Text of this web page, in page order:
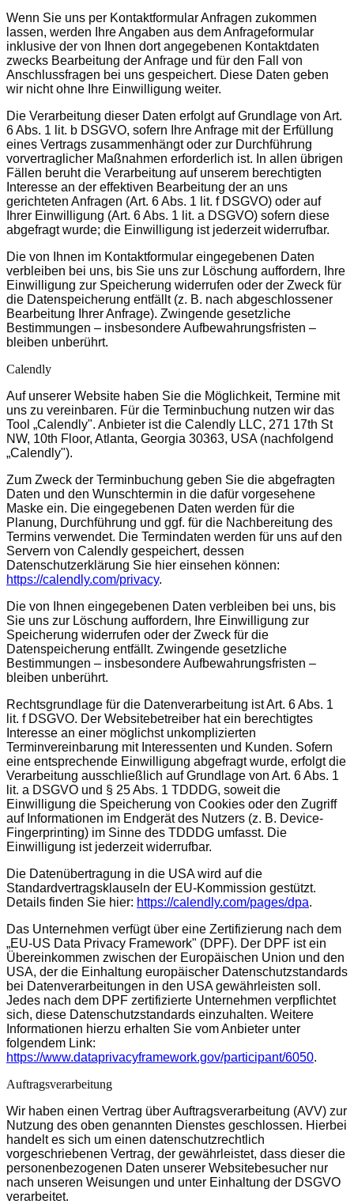
Wenn Sie uns per Kontaktformular Anfragen zukommen
lassen, werden Ihre Angaben aus dem Anfrageformular
inklusive der von Ihnen dort angegebenen Kontaktdaten
zwecks Bearbeitung der Anfrage und für den Fall von
Anschlussfragen bei uns gespeichert. Diese Daten geben
wir nicht ohne Ihre Einwilligung weiter.
Die Verarbeitung dieser Daten erfolgt auf Grundlage von Art.
6 Abs. 1 lit. b DSGVO, sofern Ihre Anfrage mit der Erfüllung
eines Vertrags zusammenhängt oder zur Durchführung
vorvertraglicher Maßnahmen erforderlich ist. In allen übrigen
Fällen beruht die Verarbeitung auf unserem berechtigten
Interesse an der effektiven Bearbeitung der an uns
gerichteten Anfragen (Art. 6 Abs. 1 lit. f DSGVO) oder auf
Ihrer Einwilligung (Art. 6 Abs. 1 lit. a DSGVO) sofern diese
abgefragt wurde; die Einwilligung ist jederzeit widerrufbar.
Die von Ihnen im Kontaktformular eingegebenen Daten
verbleiben bei uns, bis Sie uns zur Löschung auffordern, Ihre
Einwilligung zur Speicherung widerrufen oder der Zweck für
die Datenspeicherung entfällt (z. B. nach abgeschlossener
Bearbeitung Ihrer Anfrage). Zwingende gesetzliche
Bestimmungen – insbesondere Aufbewahrungsfristen –
bleiben unberührt.
Calendly
Auf unserer Website haben Sie die Möglichkeit, Termine mit
uns zu vereinbaren. Für die Terminbuchung nutzen wir das
Tool „Calendly". Anbieter ist die Calendly LLC, 271 17th St
NW, 10th Floor, Atlanta, Georgia 30363, USA (nachfolgend
„Calendly").
Zum Zweck der Terminbuchung geben Sie die abgefragten
Daten und den Wunschtermin in die dafür vorgesehene
Maske ein. Die eingegebenen Daten werden für die
Planung, Durchführung und ggf. für die Nachbereitung des
Termins verwendet. Die Termindaten werden für uns auf den
Servern von Calendly gespeichert, dessen
Datenschutzerklärung Sie hier einsehen können:
https://calendly.com/privacy.
Die von Ihnen eingegebenen Daten verbleiben bei uns, bis
Sie uns zur Löschung auffordern, Ihre Einwilligung zur
Speicherung widerrufen oder der Zweck für die
Datenspeicherung entfällt. Zwingende gesetzliche
Bestimmungen – insbesondere Aufbewahrungsfristen –
bleiben unberührt.
Rechtsgrundlage für die Datenverarbeitung ist Art. 6 Abs. 1
lit. f DSGVO. Der Websitebetreiber hat ein berechtigtes
Interesse an einer möglichst unkomplizierten
Terminvereinbarung mit Interessenten und Kunden. Sofern
eine entsprechende Einwilligung abgefragt wurde, erfolgt die
Verarbeitung ausschließlich auf Grundlage von Art. 6 Abs. 1
lit. a DSGVO und § 25 Abs. 1 TDDDG, soweit die
Einwilligung die Speicherung von Cookies oder den Zugriff
auf Informationen im Endgerät des Nutzers (z. B. Device-
Fingerprinting) im Sinne des TDDDG umfasst. Die
Einwilligung ist jederzeit widerrufbar.
Die Datenübertragung in die USA wird auf die
Standardvertragsklauseln der EU-Kommission gestützt.
Details finden Sie hier: https://calendly.com/pages/dpa.
Das Unternehmen verfügt über eine Zertifizierung nach dem
„EU-US Data Privacy Framework" (DPF). Der DPF ist ein
Übereinkommen zwischen der Europäischen Union und den
USA, der die Einhaltung europäischer Datenschutzstandards
bei Datenverarbeitungen in den USA gewährleisten soll.
Jedes nach dem DPF zertifizierte Unternehmen verpflichtet
sich, diese Datenschutzstandards einzuhalten. Weitere
Informationen hierzu erhalten Sie vom Anbieter unter
folgendem Link:
https://www.dataprivacyframework.gov/participant/6050.
Auftragsverarbeitung
Wir haben einen Vertrag über Auftragsverarbeitung (AVV) zur
Nutzung des oben genannten Dienstes geschlossen. Hierbei
handelt es sich um einen datenschutzrechtlich
vorgeschriebenen Vertrag, der gewährleistet, dass dieser die
personenbezogenen Daten unserer Websitebesucher nur
nach unseren Weisungen und unter Einhaltung der DSGVO
verarbeitet.